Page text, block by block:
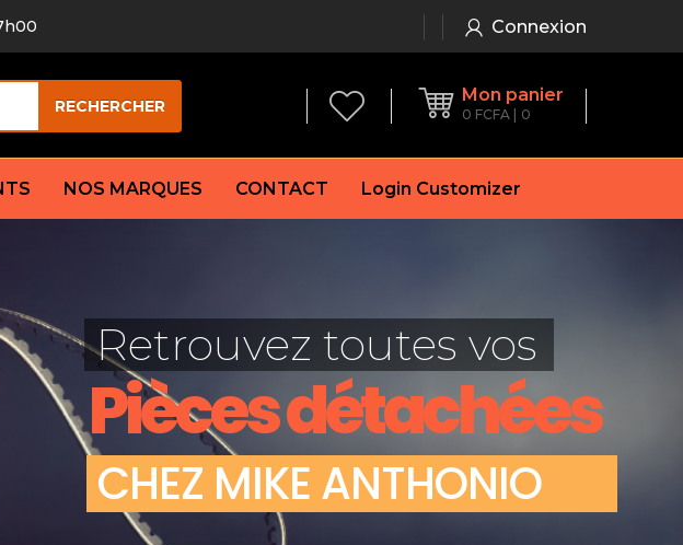
Connexion
RECHERCHER
Mon panier
0 FCFA 0
Garniture
Flexible de frein
Huile de frein
Mâchoires de frein
Jeu de plaquettes de frein
Démarreur
Feu arrière
NOS MARQUES CONTACT Login Customizer
Pièces détachées
CHEZ MIKEANTHONIO
Retrouvez toutes vos